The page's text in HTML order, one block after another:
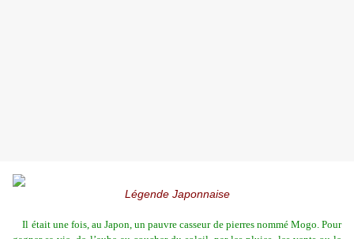
Légende Japonnaise
Il était une fois, au Japon, un pauvre casseur de pierres nommé Mogo. Pour